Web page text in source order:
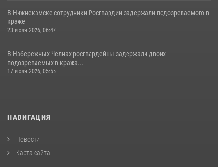
В Нижнекамске сотрудники Росгвардии задержали подозреваемого в
краже
23 июля 2026, 06:47
В Набережных Челнах росгвардейцы задержали двоих
подозреваемых в кража...
17 июля 2026, 05:55
НАВИГАЦИЯ
Новости
Карта сайта